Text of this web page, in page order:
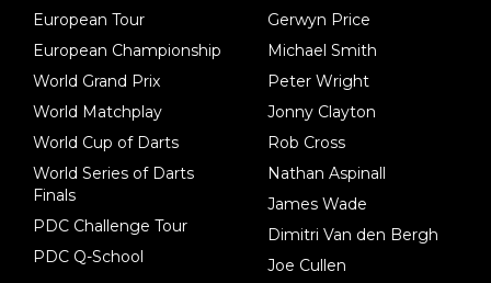
European Tour
European Championship
World Grand Prix
World Matchplay
World Cup of Darts
World Series of Darts
Finals
PDC Challenge Tour
PDC Q-School
Gerwyn Price
Michael Smith
Peter Wright
Jonny Clayton
Rob Cross
Nathan Aspinall
James Wade
Dimitri Van den Bergh
Joe Cullen